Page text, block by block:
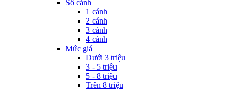
Số cánh
1 cánh
2 cánh
3 cánh
4 cánh
Mức giá
Dưới 3 triệu
3 - 5 triệu
5 - 8 triệu
Trên 8 triệu